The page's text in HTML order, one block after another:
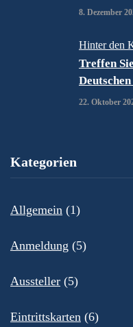
8. Dezember
Hinter den
Treffen
22. Oktober
Kategorien
Allgemein (1)
Anmeldung (5)
Aussteller (5)
Eintrittskarten (6)